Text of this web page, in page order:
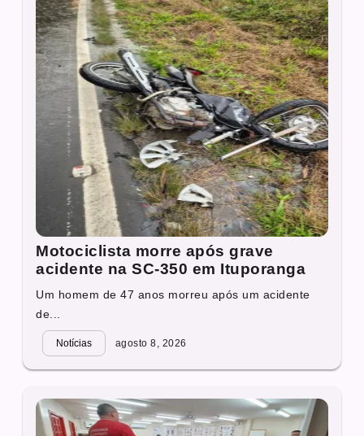
Motociclista morre após grave
acidente na SC-350 em Ituporanga
Um homem de 47 anos morreu após um acidente
de...
Notícias agosto 8, 2026